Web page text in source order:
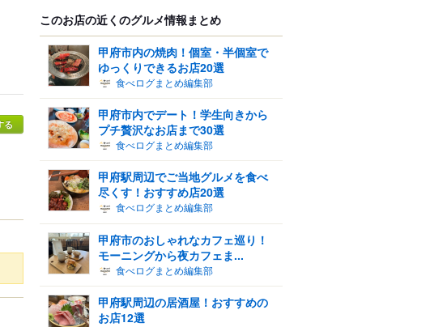
このお店の近くのグルメ情報まとめ
甲府市内の焼肉！個室・半個室で
ゆっくりできるお店20選
食べログまとめ編集部
甲府市内でデート！学生向きから
プチ贅沢なお店まで30選
食べログまとめ編集部
甲府駅周辺でご当地グルメを食べ
尽くす！おすすめ店20選
食べログまとめ編集部
甲府市のおしゃれなカフェ巡り！
モーニングから夜カフェま...
食べログまとめ編集部
甲府駅周辺の居酒屋！おすすめの
お店12選